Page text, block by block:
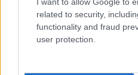
related to security,
functionality and fraud
user protection.